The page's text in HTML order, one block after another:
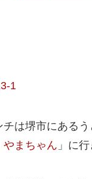
チは堺市にある
まちゃん 」に